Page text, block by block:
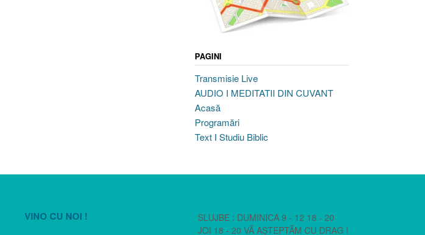
PAGINI
Transmisie Live
AUDIO I MEDITATII DIN CUVANT
Acasă
Programări
Text I Studiu Biblic
VINO CU NOI !
SLUJBE : DUMINICA 9 - 12 18 - 20
JOI 18 - 20 VĂ AȘTEPTĂM CU DRAG !